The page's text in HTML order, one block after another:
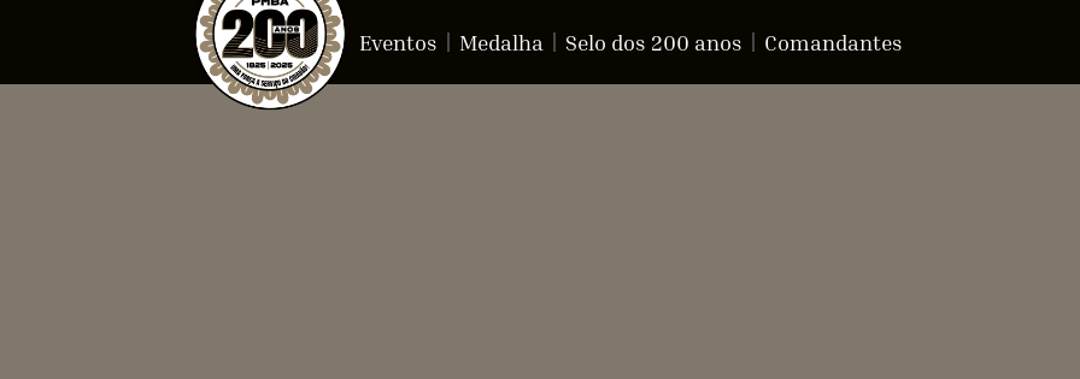
Eventos Medalha Selo dos 200 anos Comandantes